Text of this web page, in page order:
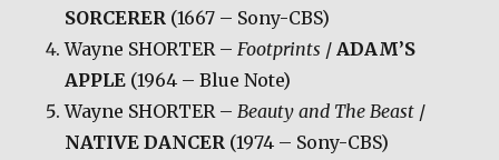
SORCERER (1667 – Sony-CBS)
Wayne SHORTER –Footprints /ADAM’S
APPLE (1964 – Blue Note)
Wayne SHORTER –Beauty and The Beast /
NATIVE DANCER (1974 – Sony-CBS)